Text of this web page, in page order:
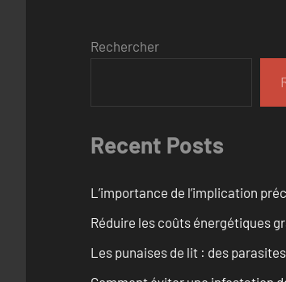
Rechercher
Recent Posts
L’importance de l’implication
Réduire les coûts énergétiques
Les punaises de lit : des